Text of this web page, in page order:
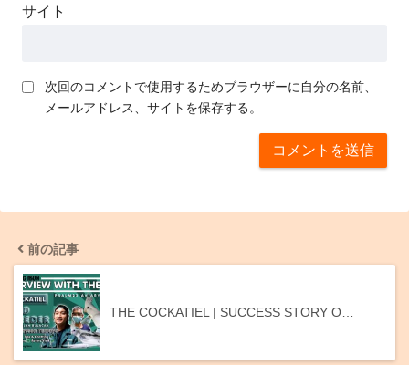
サイト
次回のコメントで使用するためブラウザーに自分の名前、
メールアドレス、サイトを保存する。
前の記事
THE COCKATIEL | SUCCESS STORY O…